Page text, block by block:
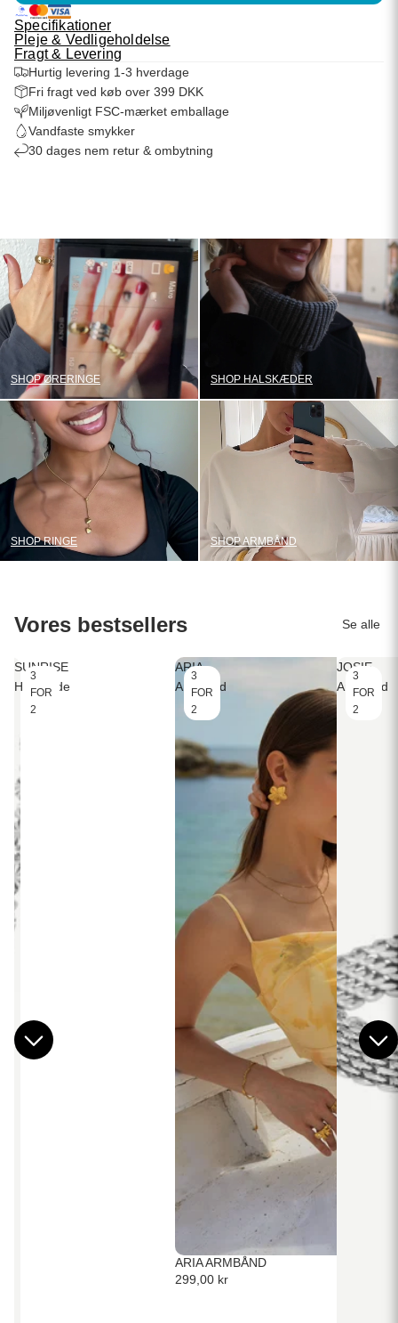
Specifikationer
Pleje & Vedligeholdelse
Fragt & Levering
Hurtig levering 1-3 hverdage
Fri fragt ved køb over 399 DKK
Miljøvenligt FSC-mærket emballage
Vandfaste smykker
30 dages nem retur & ombytning
SHOP ØRERINGE SHOP HALSKÆDER
SHOP RINGE SHOP ARMBÅND
Vores bestsellers Se alle
3
FOR
2
SUNRISE
Halskæde
3
FOR
2
ARIA
Armbånd
ARIA ARMBÅND
299,00 kr
3
FOR
2
JOSIE
Armbånd